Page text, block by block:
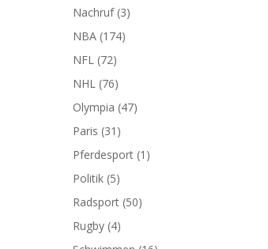
Nachruf(3)
NBA(174)
NFL(72)
NHL(76)
Olympia (47)
Paris (31)
Pferdesport(1)
Politik(5)
Radsport(50)
Rugby(4)